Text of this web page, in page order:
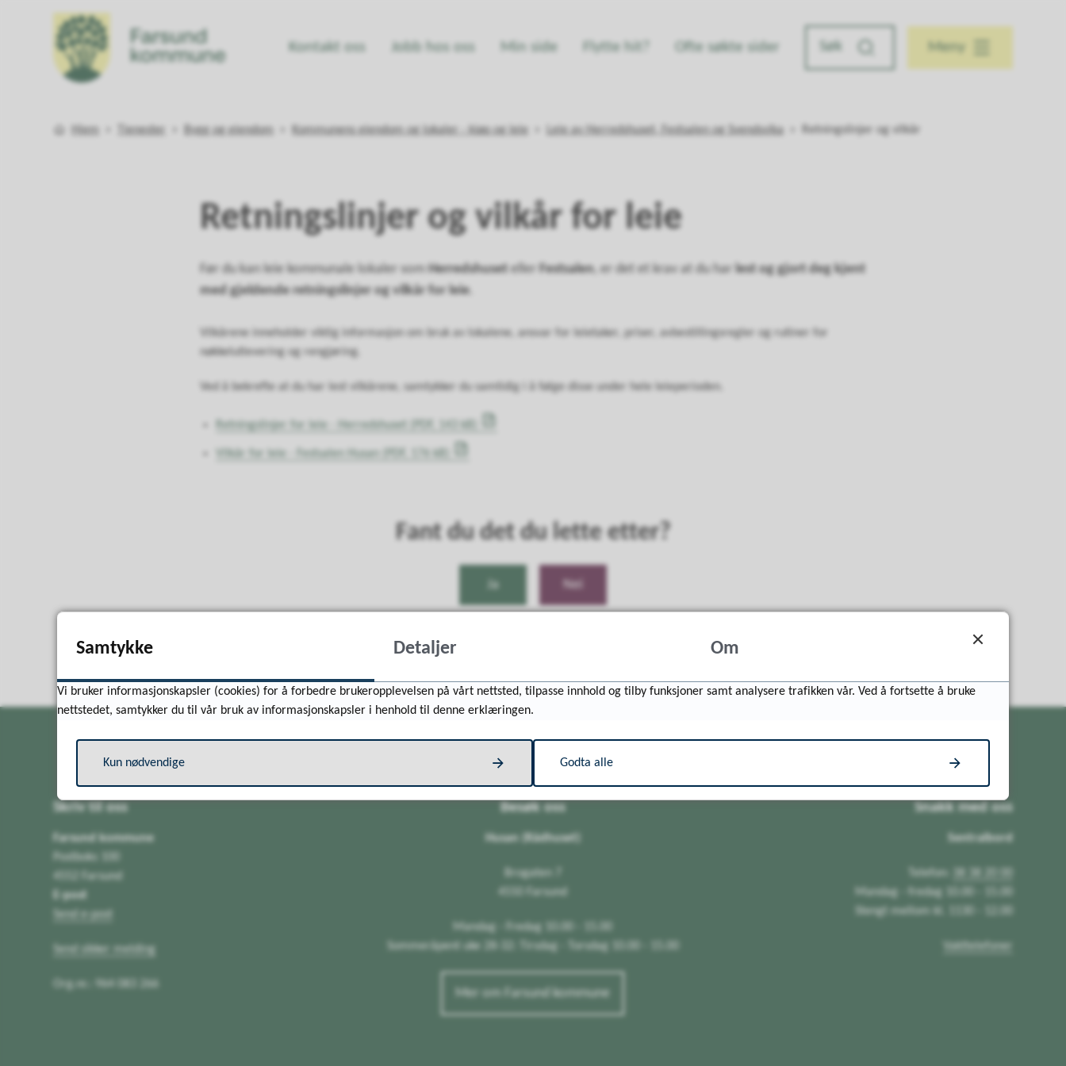
Kontakt oss Jobb hos oss Min side Flytte hit? Ofte søkte sider Meny
Du er her:
Hjem Tjenester Bygg og eiendom Kommunens eiendom og lokaler - kjøp og leie Leie av Herredshuset, Festsalen og Svendsvika Retningslinjer og vilkår
Retningslinjer og vilkår for leie
Før du kan leie kommunale lokaler som Herredshuset eller Festsalen , er det et krav at du har lest og gjort deg kjent
med gjeldende retningslinjer og vilkår for leie
Vilkårene inneholder viktig informasjon om bruk av lokalene, ansvar for leietaker, priser, avbestillingsregler og rutiner for
nøkkelutlevering og rengjøring.
Ved å bekrefte at du har lest vilkårene, samtykker du samtidig i å følge disse under hele leieperioden.
Retningslinjer for leie - Herredshuset
Vilkår for leie - Festsalen Husan
Fant du det du lette etter?
Ja Nei
Skriv til oss
Farsund kommune
Postboks 100
4552 Farsund
E-post
Send e-post
Send sikker melding
Org.nr.: 964 083 266
Besøk oss
Husan (Rådhuset)
Brogaten 7
4550 Farsund
Mandag - Fredag 10.00 - 15.00
Sommeråpent uke 28-32: Tirsdag - Torsdag 10.00 - 15.00
Mer om Farsund kommune
Snakk med oss
Sentralbord
Telefon:
Mandag - fredag 10.00 - 15.00
Stengt mellom kl. 1130 - 12.00
Vakttelefoner
Samtykke Detaljer Om
Vi bruker informasjonskapsler (cookies) for å forbedre brukeropplevelsen på vårt nettsted, tilpasse innhold og tilby funksjoner samt analysere trafikken vår. Ved å fortsette å bruke
nettstedet, samtykker du til vår bruk av informasjonskapsler i henhold til denne erklæringen.
Kun nødvendige Godta alle